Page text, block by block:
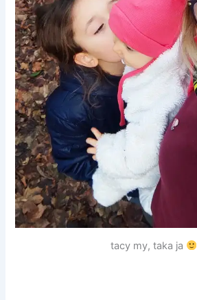
tacy my, taka ja